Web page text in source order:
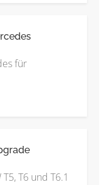
für
T6 und T6.1